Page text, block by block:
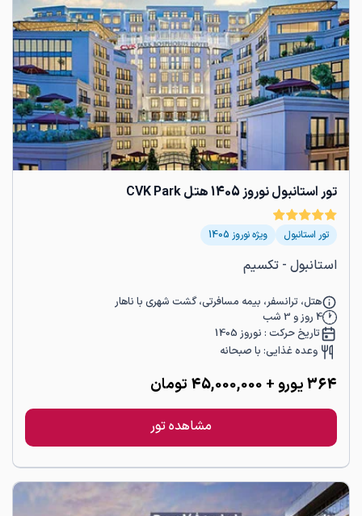
تور استانبول نوروز 1405 هتل CVK Park
تور استانبول ویژه نوروز 1405
استانبول - تکسیم
هتل، ترانسفر، بیمه مسافرتی، گشت شهری با ناهار
4 روز و 3 شب
تاریخ حرکت : نوروز 1405
وعده غذایی: با صبحانه
364یورو + 45,000,000 تومان
مشاهده تور